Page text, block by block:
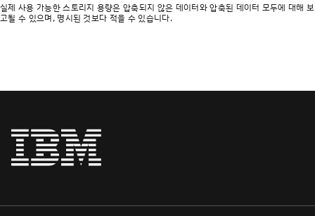
실제 사용 가능한 스토리지 용량은 압축되지 않은 데이터와 압축된 데이터 모두에 대해 보
고될 수 있으며, 명시된 것보다 적을 수 있습니다.